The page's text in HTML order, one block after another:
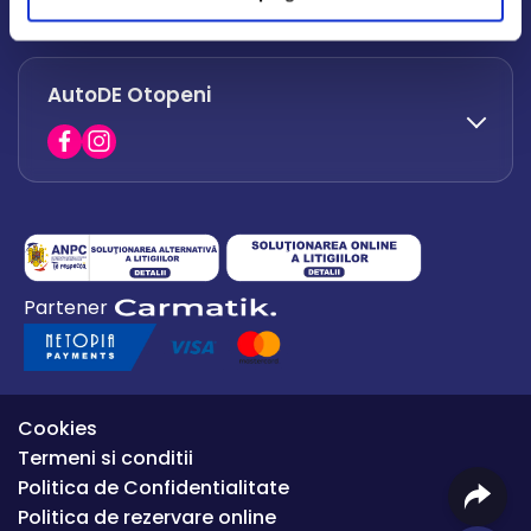
office.afumati@autode.ro
0730 063 852
0730 063 851
AutoDE Otopeni
0754 649 360
office.premium@autode.ro
Partener
Cookies
Termeni si conditii
Politica de Confidentialitate
Politica de rezervare online